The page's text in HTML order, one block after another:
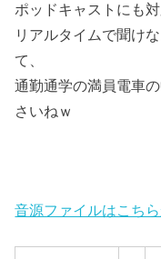
ポッドキャストにも
リアルタイムで聞け
て、
通勤通学の満員電車
さいねｗ
音源ファイルはこち